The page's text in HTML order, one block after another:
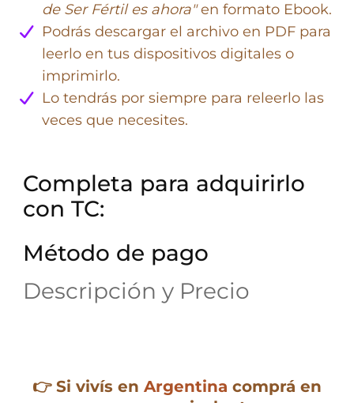
de Ser Fértil es ahora"en formato Ebook.
Podrás descargar el archivo en PDF para
leerlo en tus dispositivos digitales o
imprimirlo.
Lo tendrás por siempre para releerlo las
veces que necesites.
Completa para adquirirlo
con TC:
Método de pago
Descripción y Precio
👉 Si vivís en Argentina comprá en